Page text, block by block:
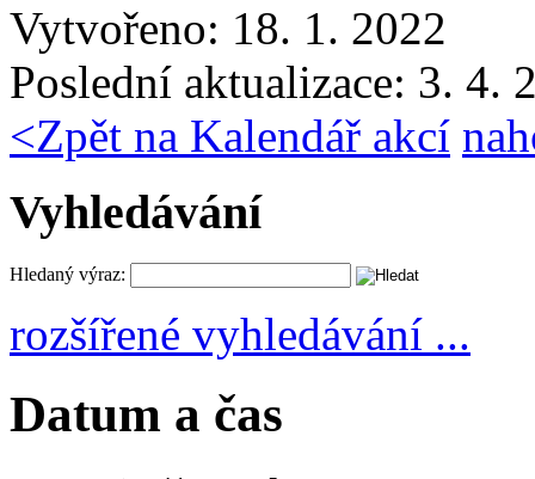
Vytvořeno: 18. 1. 2022
Poslední aktualizace: 3. 4.
<Zpět na Kalendář akcí
Vyhledávání
Hledaný výraz:
rozšířené vyhledávání ...
Datum a čas